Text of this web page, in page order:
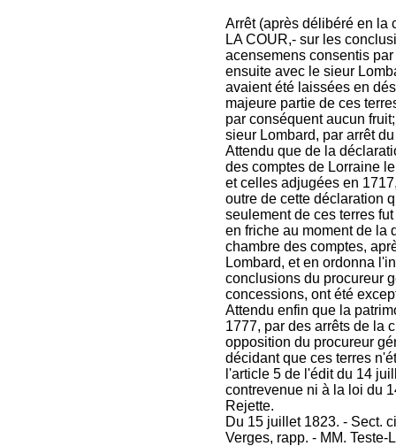
Arrêt (après délibéré en la
LA COUR,- sur les
acensemens consentis
ensuite avec le sieur
avaient été laissées en
majeure partie de ces
par conséquent aucun
sieur Lombard, par arrêt
Attendu que de la
des comptes de Lorraine
et celles adjugées en
outre de cette déclaration
seulement de ces terres
en friche au moment de la
chambre des comptes,
Lombard, et en ordonna
conclusions du procureur
concessions, ont été
Attendu enfin que la
1777, par des arrêts de la
opposition du procureur
décidant que ces terres
l'article 5 de l'édit du 14
contrevenue ni à la loi du
Rejette.
Du 15 juillet 1823. - Sect.
Verges, rapp. - MM.